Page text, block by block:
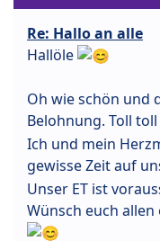
Re: Hallo an alle
Hallöle
Oh wie schön und
Belohnung. Toll
Ich und mein
gewisse Zeit auf
Unser ET ist
Wünsch euch